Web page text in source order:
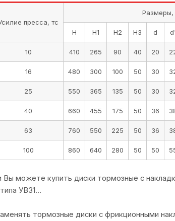
пресса, тс
H H1 H2 H3 d
10 410 265 90 40 20
16 480 300 100 50 30
25 550 365 135 50 30
40 660 455 175 50 36
63 760 550 225 50 36
100 860 640 280 50 50
Вы можете купить диски тормозные с
УВ31...
тормозные диски с фрикционными